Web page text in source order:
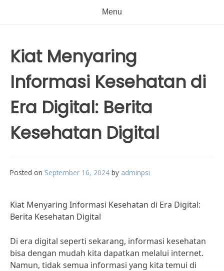
Menu
Kiat Menyaring
Informasi Kesehatan di
Era Digital: Berita
Kesehatan Digital
Posted on September 16, 2024 by adminpsi
Kiat Menyaring Informasi Kesehatan di Era Digital:
Berita Kesehatan Digital
Di era digital seperti sekarang, informasi kesehatan
bisa dengan mudah kita dapatkan melalui internet.
Namun, tidak semua informasi yang kita temui di